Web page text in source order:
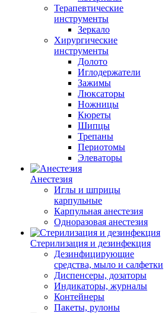
Терапевтические
инструменты
Зеркало
Хирургические
инструменты
Долото
Иглодержатели
Зажимы
Люксаторы
Ножницы
Кюреты
Шипцы
Трепаны
Периотомы
Элеваторы
Анестезия
Иглы и шприцы
карпульные
Карпульная анестезия
Одноразовая анестезия
Стерилизация и дезинфекция
Дезинфицирующие
средства, мыло и салфетки
Диспенсеры, дозаторы
Индикаторы, журналы
Контейнеры
Пакеты, рулоны